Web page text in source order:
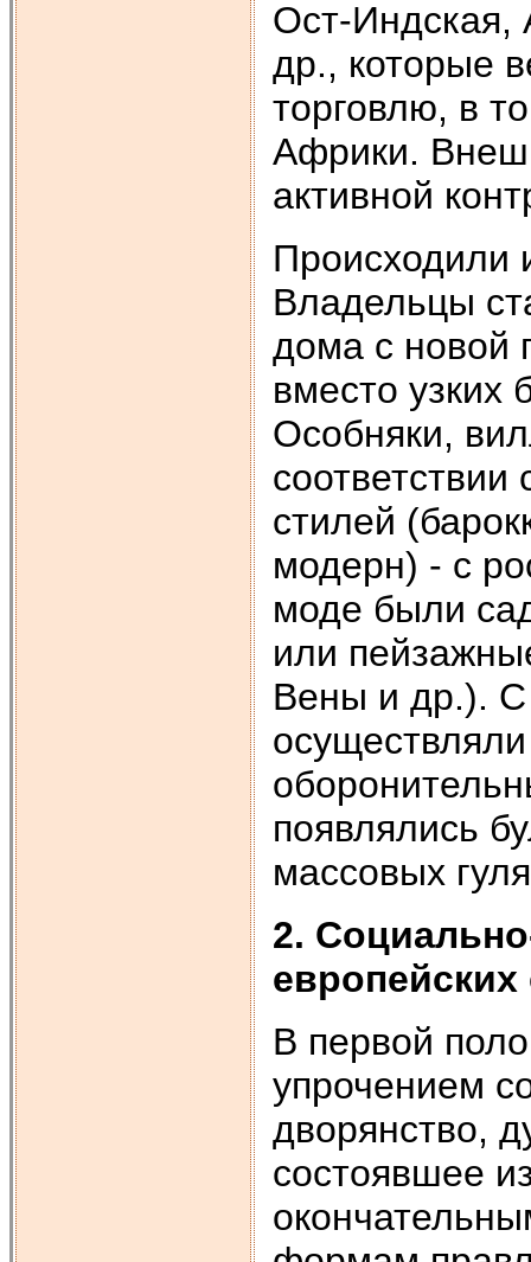
Ост-Индская,
др., которые
торговлю, в
Африки.
активной
Происходили
Владельцы
дома с новой
вместо
Особняки,
стилей
модерн) - с
моде были
или
Вены и др.). С
появлялись
массовых
2.
европейских
В первой
упрочением
дворянство,
состоявшее